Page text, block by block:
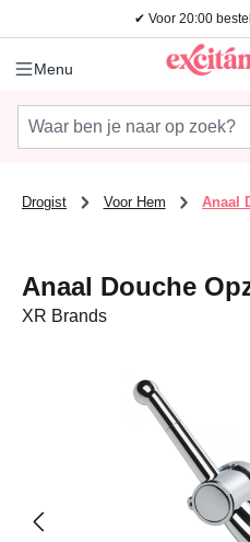
Ga naar de hoofdinhoud
✔ Voor 20:00
Menu
Drogist Voor Hem Anaal
Anaal Douche
XR Brands
Afbeeldingengalerij overslaan